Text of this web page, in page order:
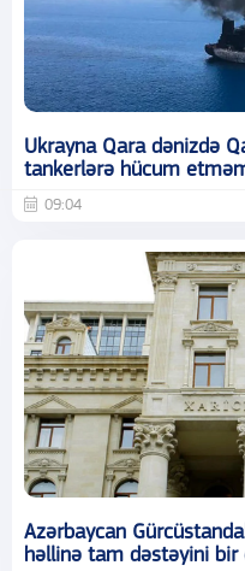
Ukrayna Qara dənizdə
tankerlərə hücum
09:04
Azərbaycan
həllinə tam dəstəyini bir